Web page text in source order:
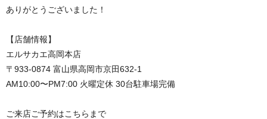
ありがとうございました！
【店舗情報】
エルサカエ高岡本店
〒933-0874 富山県高岡市京田632-1
AM10:00〜PM7:00 火曜定休 30台駐車場完備
ご来店ご予約はこちらまで